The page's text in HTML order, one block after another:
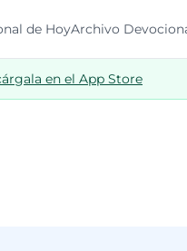
de HoyArchivo
en el App Store